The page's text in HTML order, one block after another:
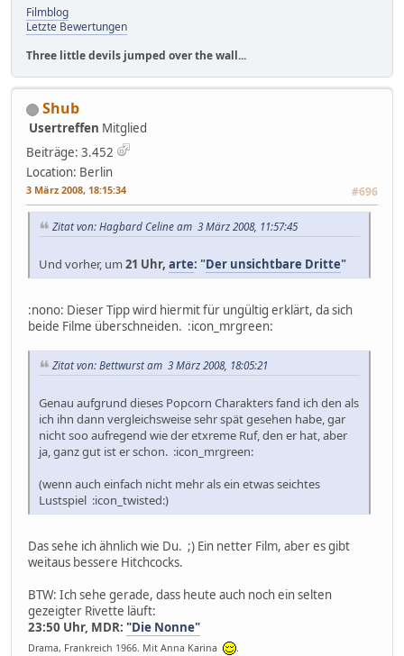
Filmblog
Letzte Bewertungen
Three little devils jumped over the wall...
Shub
Usertreffen Mitglied
Beiträge: 3.452
Location: Berlin
3 März 2008, 18:15:34 #696
Zitat von: Hagbard Celine am 3 März 2008, 11:57:45
Und vorher, um 21 Uhr, arte: "Der unsichtbare Dritte"
:nono: Dieser Tipp wird hiermit für ungültig erklärt, da sich
beide Filme überschneiden. :icon_mrgreen:
Zitat von: Bettwurst am 3 März 2008, 18:05:21
Genau aufgrund dieses Popcorn Charakters fand ich den als
ich ihn dann vergleichsweise sehr spät gesehen habe, gar
nicht soo aufregend wie der etxreme Ruf, den er hat, aber
ja, ganz gut ist er schon. :icon_mrgreen:
(wenn auch einfach nicht mehr als ein etwas seichtes
Lustspiel :icon_twisted:)
Das sehe ich ähnlich wie Du. ;) Ein netter Film, aber es gibt
weitaus bessere Hitchcocks.
BTW: Ich sehe gerade, dass heute auch noch ein selten
gezeigter Rivette läuft:
23:50 Uhr, MDR: "Die Nonne"
Drama, Frankreich 1966. Mit Anna Karina .